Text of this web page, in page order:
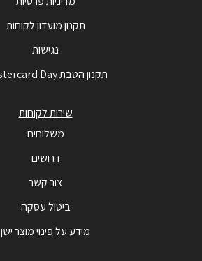
תקנון מועדון לקוחות
נגישות
תקנון הטבת Mastercard Day
שירות לקוחות
משלוחים
דרושים
צור קשר
ביטול עסקה
מידע על פינוי מוצר ישן